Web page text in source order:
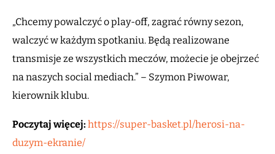
„Chcemy powalczyć o play-off, zagrać równy sezon,
walczyć w każdym spotkaniu. Będą realizowane
transmisje ze wszystkich meczów, możecie je obejrzeć
na naszych social mediach.” – Szymon Piwowar,
kierownik klubu.
Poczytaj więcej: https://super-basket.pl/herosi-na-
duzym-ekranie/